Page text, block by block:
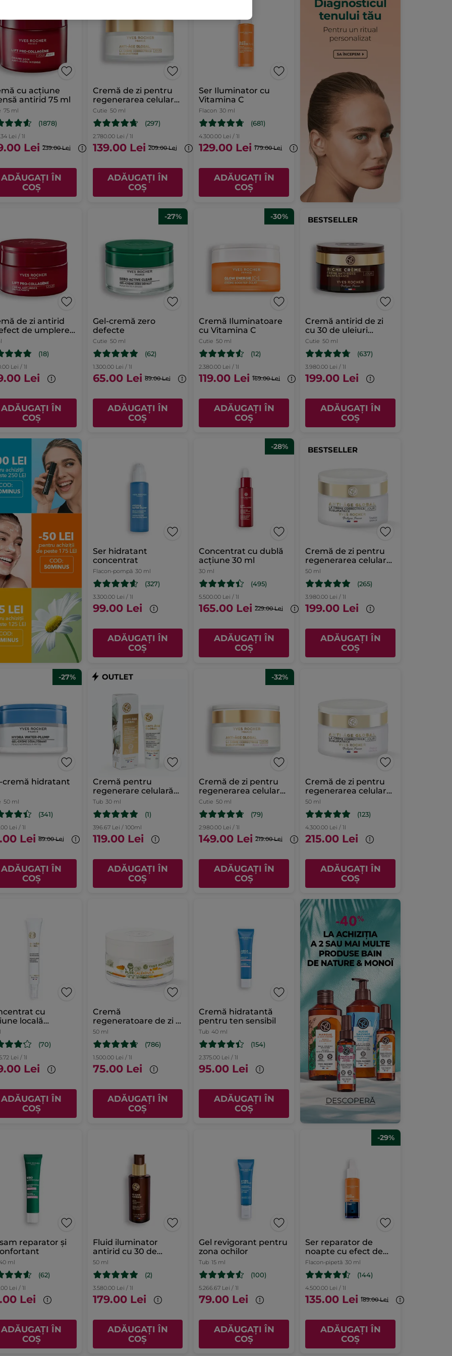
cu acțiune
antirid 75 ml
75 ml
(1878)
Lei / 1l
Lei 239.00 Lei
ADĂUGAȚI ÎN
COȘ
Cremă de zi pentru
regenerarea celulară
a tenului
Cutie 50 ml
(297)
2.780.00 Lei / 1l
139.00 Lei 209.00 Lei
ADĂUGAȚI ÎN
COȘ
Ser Iluminator cu
Vitamina C
Flacon 30 ml
(681)
4.300.00 Lei / 1l
129.00 Lei 179.00 Lei
ADĂUGAȚI ÎN
COȘ
de zi antirid
de umplere
(18)
Lei / 1l
Lei
ADĂUGAȚI ÎN
COȘ
-27%
Gel-cremă zero
defecte
Cutie 50 ml
(62)
1.300.00 Lei / 1l
65.00 Lei 89.00 Lei
ADĂUGAȚI ÎN
COȘ
-30%
Cremă Iluminatoare
cu Vitamina C
Cutie 50 ml
(12)
2.380.00 Lei / 1l
119.00 Lei 169.00 Lei
ADĂUGAȚI ÎN
COȘ
BESTSELLER
Cremă antirid de zi
cu 30 de uleiuri
preţioase cutie 50 ml
Cutie 50 ml
(637)
3.980.00 Lei / 1l
199.00 Lei
ADĂUGAȚI ÎN
COȘ
Ser hidratant
concentrat
Flacon-pompă 30 ml
(327)
3.300.00 Lei / 1l
99.00 Lei
ADĂUGAȚI ÎN
COȘ
-28%
Concentrat cu dublă
acțiune 30 ml
30 ml
(495)
5.500.00 Lei / 1l
165.00 Lei 229.00 Lei
ADĂUGAȚI ÎN
COȘ
BESTSELLER
Cremă de zi pentru
regenerarea celulară
a tenului Cutie 50 ml
50 ml
(265)
3.980.00 Lei / 1l
199.00 Lei
ADĂUGAȚI ÎN
COȘ
-27%
cremă hidratant
50 ml
(341)
Lei / 1l
Lei 89.00 Lei
ADĂUGAȚI ÎN
COȘ
Cremă pentru
regenerare celulară
intensă
Tub 30 ml
(1)
396.67 Lei / 100ml
119.00 Lei
ADĂUGAȚI ÎN
COȘ
-32%
Cremă de zi pentru
regenerarea celulară
a tenului uscat
Cutie 50 ml
(79)
2.980.00 Lei / 1l
149.00 Lei 219.00 Lei
ADĂUGAȚI ÎN
COȘ
Cremă de zi pentru
regenerarea celulară
a tenului uscat Cutie
50 ml
50 ml
(123)
4.300.00 Lei / 1l
215.00 Lei
ADĂUGAȚI ÎN
COȘ
cu
locală
petelor Tub
(70)
Lei / 1l
Lei
ADĂUGAȚI ÎN
COȘ
Cremă
regeneratoare de zi și
de noapte
50 ml
(786)
1.500.00 Lei / 1l
75.00 Lei
ADĂUGAȚI ÎN
COȘ
Cremă hidratantă
pentru ten sensibil
Tub 40 ml
(154)
2.375.00 Lei / 1l
95.00 Lei
ADĂUGAȚI ÎN
COȘ
reparator și
ml
(62)
Lei / 1l
Lei
ADĂUGAȚI ÎN
COȘ
Fluid iluminator
antirid cu 30 de
uleiuri prețioase
flacon cu pompă 50
ml
50 ml
(2)
3.580.00 Lei / 1l
179.00 Lei
ADĂUGAȚI ÎN
COȘ
Gel revigorant pentru
zona ochilor
Tub 15 ml
(100)
5.266.67 Lei / 1l
79.00 Lei
ADĂUGAȚI ÎN
COȘ
-29%
Ser reparator de
noapte cu efect de
melatonină
Flacon-pipetă 30 ml
(144)
4.500.00 Lei / 1l
135.00 Lei 189.00 Lei
ADĂUGAȚI ÎN
COȘ